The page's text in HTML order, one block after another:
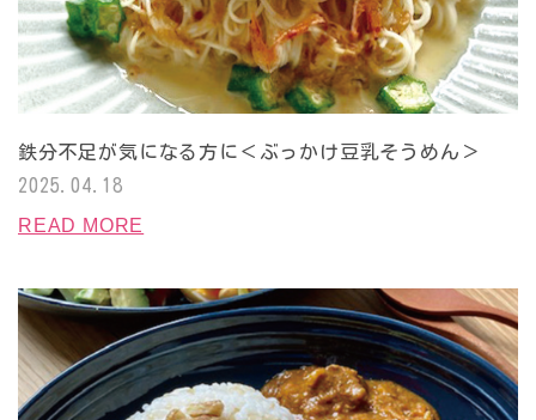
鉄分不足が気になる方に＜ぶっかけ豆乳そうめん＞
2025.04.18
READ MORE